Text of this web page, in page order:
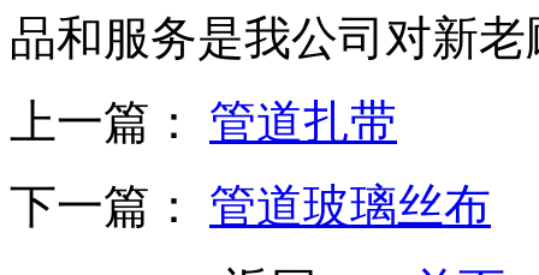
品和服务是我公司对新
上一篇： 管道扎带
下一篇： 管道玻璃丝布